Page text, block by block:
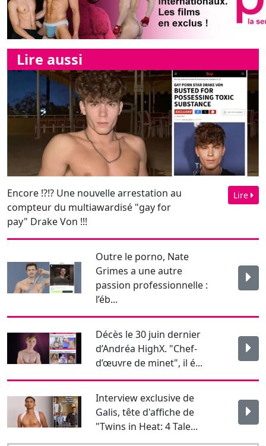
Encore !?!? Une nouvelle arrestation au
compteur du multiawardisé "gay for
pay" Drake Von !!!
Lire
Outre le porno, Nate
Grimes a une autre
passion professionnelle :
Décès le 30 juin dernier
d’Andréa HighX. "Chef-
d’œuvre de minet", il é...
Interview exclusive de
Galis, tête d'affiche de
"Twins in Heat: 4 Tale...
Pour rester informé je m'abonne !